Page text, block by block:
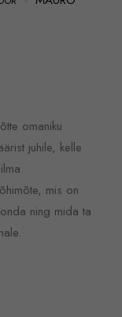
omaniku
juhile, kelle
mis on
ning mida ta